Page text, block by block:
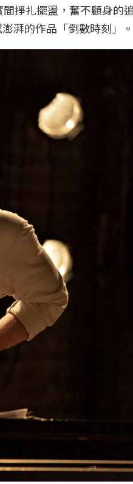
掙扎擺盪，奮不顧身的
湃的作品「倒數時刻」。